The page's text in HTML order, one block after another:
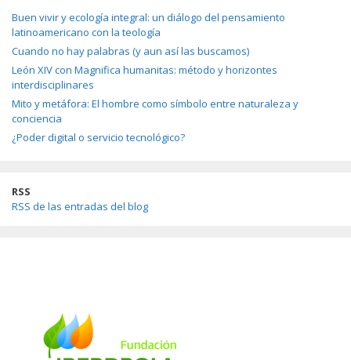
Buen vivir y ecología integral: un diálogo del pensamiento
latinoamericano con la teología
Cuando no hay palabras (y aun así las buscamos)
León XIV con Magnifica humanitas: método y horizontes
interdisciplinares
Mito y metáfora: El hombre como símbolo entre naturaleza y
conciencia
¿Poder digital o servicio tecnológico?
RSS
RSS de las entradas del blog